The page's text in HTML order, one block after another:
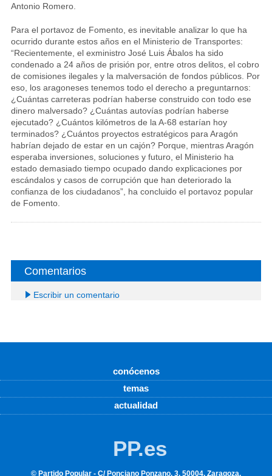
Antonio Romero.
Para el portavoz de Fomento, es inevitable analizar lo que ha
ocurrido durante estos años en el Ministerio de Transportes:
“Recientemente, el exministro José Luis Ábalos ha sido
condenado a 24 años de prisión por, entre otros delitos, el cobro
de comisiones ilegales y la malversación de fondos públicos. Por
eso, los aragoneses tenemos todo el derecho a preguntarnos:
¿Cuántas carreteras podrían haberse construido con todo ese
dinero malversado? ¿Cuántas autovías podrían haberse
ejecutado? ¿Cuántos kilómetros de la A-68 estarían hoy
terminados? ¿Cuántos proyectos estratégicos para Aragón
habrían dejado de estar en un cajón? Porque, mientras Aragón
esperaba inversiones, soluciones y futuro, el Ministerio ha
estado demasiado tiempo ocupado dando explicaciones por
escándalos y casos de corrupción que han deteriorado la
confianza de los ciudadanos”, ha concluido el portavoz popular
de Fomento.
Comentarios
Escribir un comentario
conócenos
temas
actualidad
PP.es
© Partido Popular - C/ Ponciano Ponzano, 3, 50004, Zaragoza,